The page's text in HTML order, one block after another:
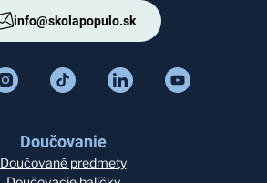
info@skolapopulo.sk
Doučovanie
Doučované predmety